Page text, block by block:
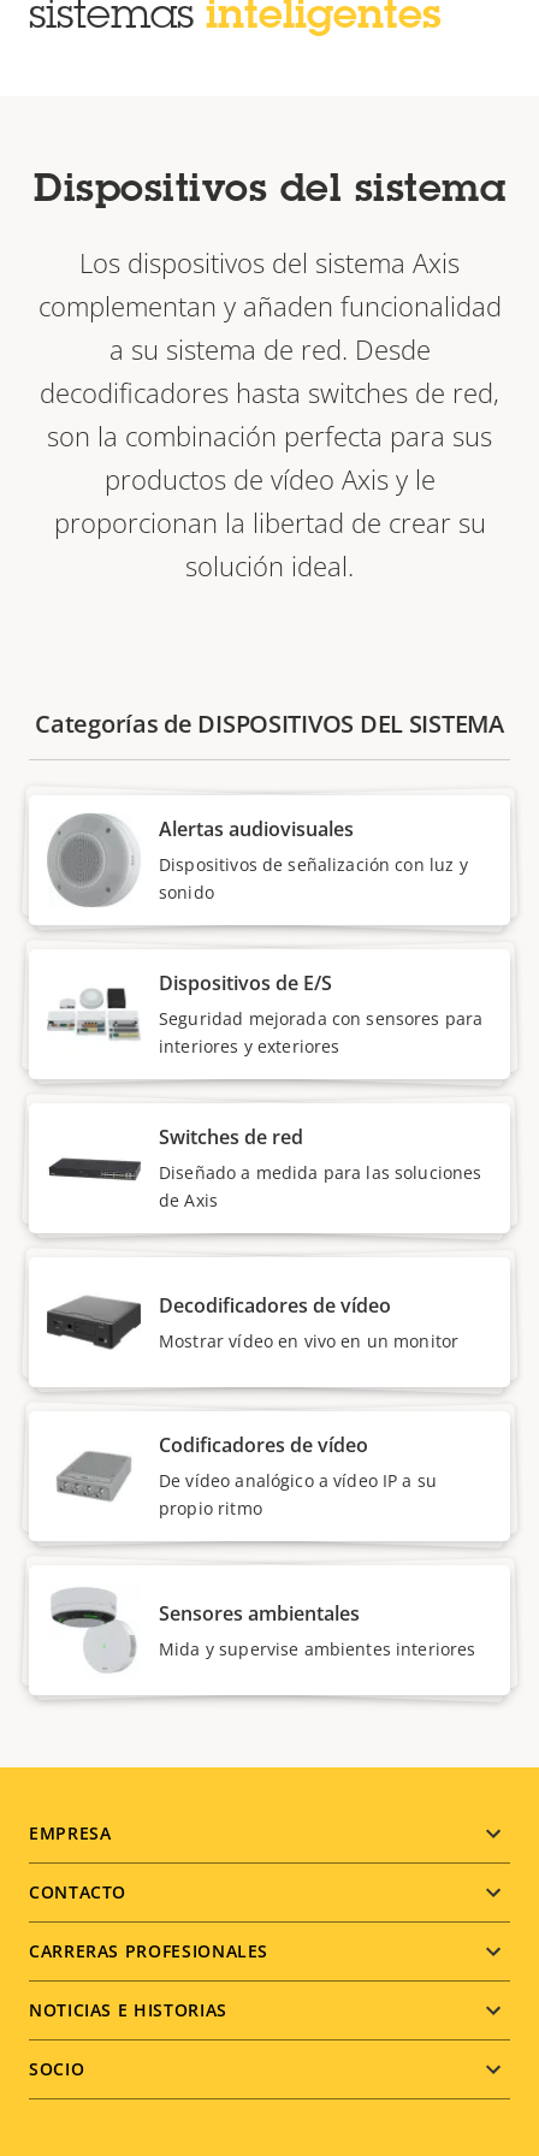
sistemas inteligentes
Dispositivos del sistema
Los dispositivos del sistema Axis
complementan y añaden funcionalidad
a su sistema de red. Desde
decodificadores hasta switches de red,
son la combinación perfecta para sus
productos de vídeo Axis y le
proporcionan la libertad de crear su
solución ideal.
Categorías de DISPOSITIVOS DEL SISTEMA
Alertas audiovisuales
Dispositivos de señalización con luz y
sonido
Dispositivos de E/S
Seguridad mejorada con sensores para
interiores y exteriores
Switches de red
Diseñado a medida para las soluciones
de Axis
Decodificadores de vídeo
Mostrar vídeo en vivo en un monitor
Codificadores de vídeo
De vídeo analógico a vídeo IP a su
propio ritmo
Sensores ambientales
Mida y supervise ambientes interiores
Footer
menu
EMPRESA
CONTACTO
CARRERAS PROFESIONALES
NOTICIAS E HISTORIAS
SOCIO